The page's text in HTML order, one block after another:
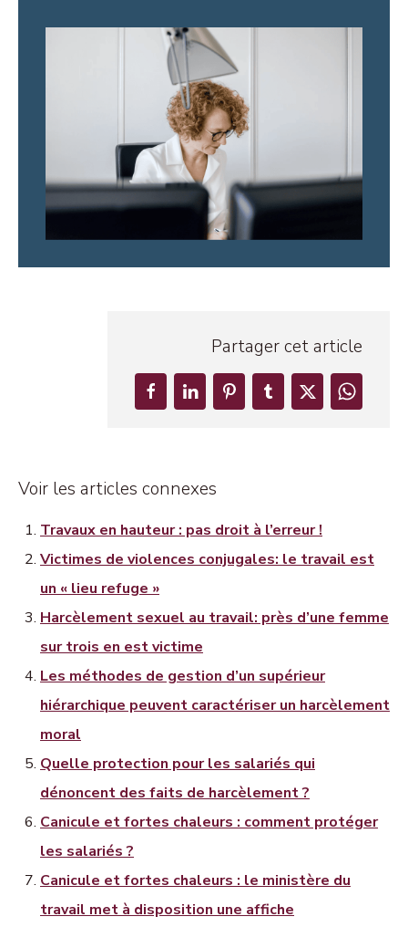
Partager cet article
Voir les articles connexes
Travaux en hauteur : pas droit à l’erreur !
Victimes de violences conjugales: le travail est
un « lieu refuge »
Harcèlement sexuel au travail: près d’une femme
sur trois en est victime
Les méthodes de gestion d’un supérieur
hiérarchique peuvent caractériser un harcèlement
moral
Quelle protection pour les salariés qui
dénoncent des faits de harcèlement ?
Canicule et fortes chaleurs : comment protéger
les salariés ?
Canicule et fortes chaleurs : le ministère du
travail met à disposition une affiche